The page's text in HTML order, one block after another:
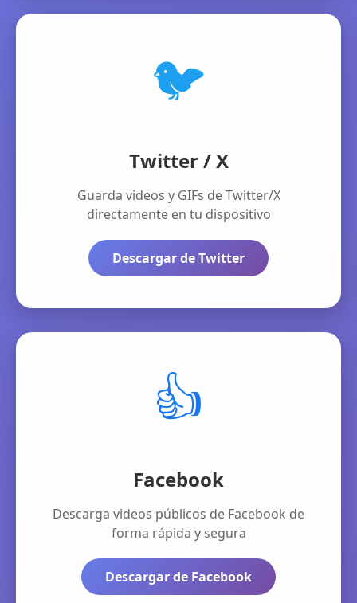
🐦
Twitter / X
Guarda videos y GIFs de Twitter/X
directamente en tu dispositivo
Descargar de Twitter
👍
Facebook
Descarga videos públicos de Facebook de
forma rápida y segura
Descargar de Facebook